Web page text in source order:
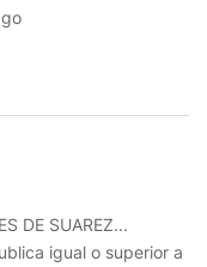
DE SUAREZ...
igual o superior a